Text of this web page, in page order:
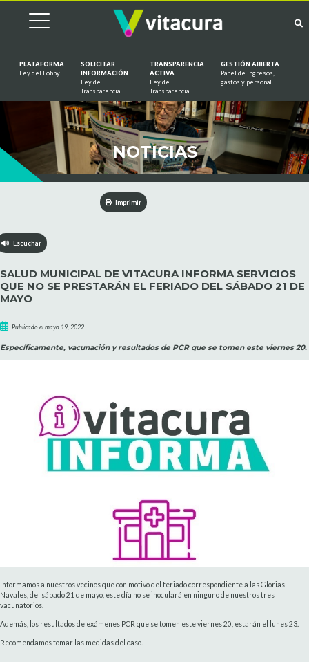
PLATAFORMA
Ley del Lobby
SOLICITAR
INFORMACIÓN
Ley de
Transparencia
TRANSPARENCIA
ACTIVA
Ley de
Transparencia
GESTIÓN ABIERTA
Panel de ingresos,
gastos y personal
NOTICIAS
Imprimir
Escuchar
SALUD MUNICIPAL DE VITACURA INFORMA SERVICIOS
QUE NO SE PRESTARÁN EL FERIADO DEL SÁBADO 21 DE
MAYO
Publicado el mayo 19, 2022
Específicamente, vacunación y resultados de PCR que se tomen este viernes 20.
Informamos a nuestros vecinos que con motivo del feriado correspondiente a las Glorias
Navales, del sábado 21 de mayo, este día no se inoculará en ninguno de nuestros tres
vacunatorios.
Además, los resultados de exámenes PCR que se tomen este viernes 20, estarán el lunes 23.
Recomendamos tomar las medidas del caso.